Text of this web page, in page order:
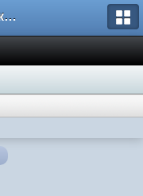
Блоги Калужского перекрестка